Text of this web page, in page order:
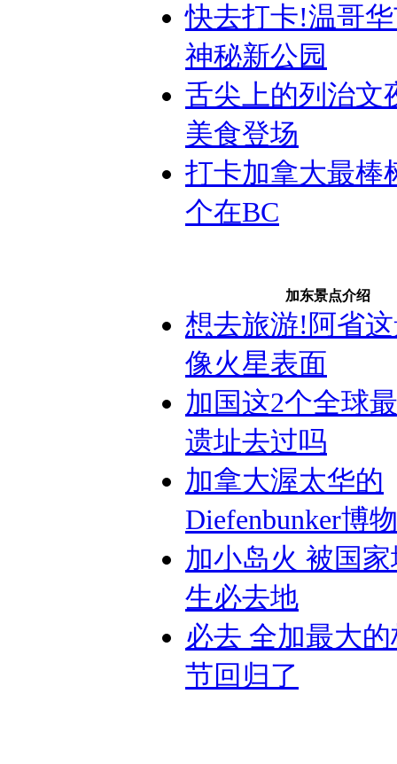
快去打卡!温哥
神秘新公园
舌尖上的列治文
美食登场
打卡加拿大最棒
个在BC
加东景点介绍
想去旅游!阿省
像火星表面
加国这2个全球
遗址去过吗
加拿大渥太华的
Diefenbunker博
加小岛火 被国
生必去地
必去 全加最大
节回归了